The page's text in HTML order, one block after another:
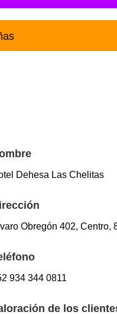
Dehesa Las Chelitas
Obregón 402, Centro,
934 344 0811
de los